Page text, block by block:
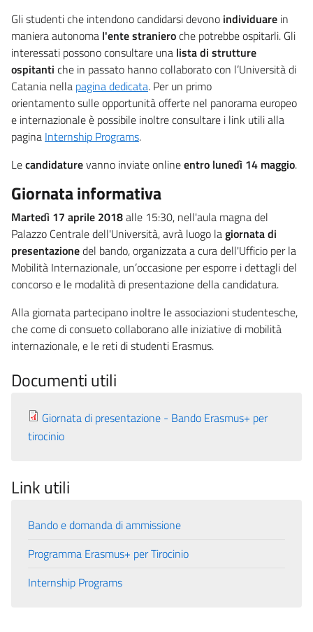
Gli studenti che intendono candidarsi devono individuare in
maniera autonoma l'ente stranieroche potrebbe ospitarli. Gli
interessati possono consultare una lista di strutture
ospitanti che in passato hanno collaborato con l’Università di
Catania nella pagina dedicata. Per un primo
orientamento sulle opportunità offerte nel panorama europeo
e internazionale è possibile inoltre consultare i link utili alla
pagina Internship Programs.​
Lecandidaturevanno inviate onlineentro lunedì 14 maggio.
Giornata informativa
Martedì 17 aprile 2018alle 15:30, nell'aula magna del
Palazzo Centrale dell'Università, avrà luogo lagiornata di
presentazionedel bando, organizzata a cura dell'Ufficio per la
Mobilità Internazionale, un’occasione per esporre i dettagli del
concorso e le modalità di presentazione della candidatura.
Alla giornata partecipano inoltre le associazioni studentesche,
che come di consueto collaborano alle iniziative di mobilità
internazionale, e le reti di studenti Erasmus.
Documenti utili
Giornata di presentazione - Bando Erasmus+ per
tirocinio
Link utili
Bando e domanda di ammissione
Programma Erasmus+ per Tirocinio
Internship Programs